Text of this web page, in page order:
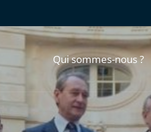
Qui sommes-nous ?